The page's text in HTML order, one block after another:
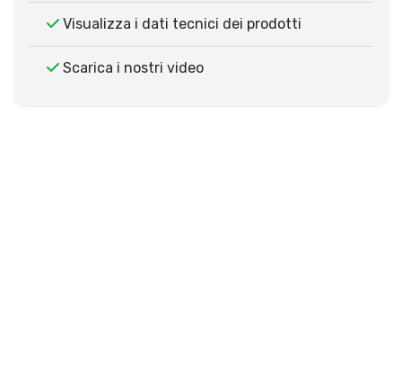
Visualizza i dati tecnici dei prodotti
Scarica i nostri video